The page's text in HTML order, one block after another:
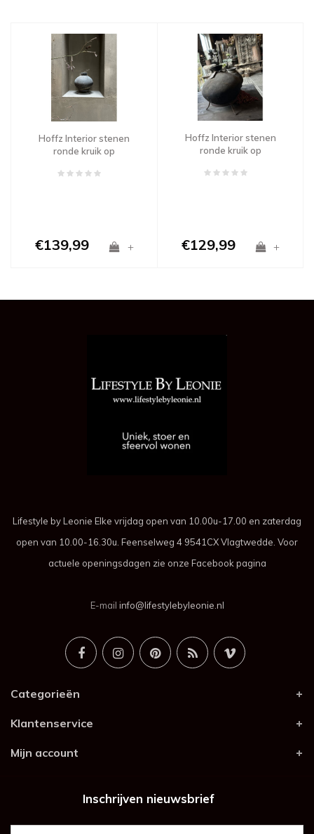
Hoffz Interior stenen
ronde kruik op
€139,99 +
Hoffz Interior stenen
ronde kruik op
€129,99 +
Lifestyle by Leonie Elke vrijdag open van 10.00u-17.00 en zaterdag
open van 10.00-16.30u. Feenselweg 4 9541CX Vlagtwedde. Voor
actuele openingsdagen zie onze Facebook pagina
E-mail info@lifestylebyleonie.nl
Categorieën
Klantenservice
Mijn account
Inschrijven nieuwsbrief